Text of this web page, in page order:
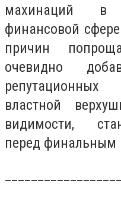
махинаций в
финансовой
причин
очевидно
властной
видимости,
перед